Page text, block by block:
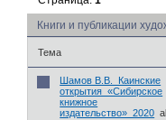
Книги и публикации
Тема
Шамов В.В._Каинские
открытия_«Сибирское
книжное
издательство»_2020